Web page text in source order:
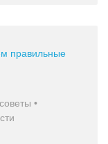
советы •